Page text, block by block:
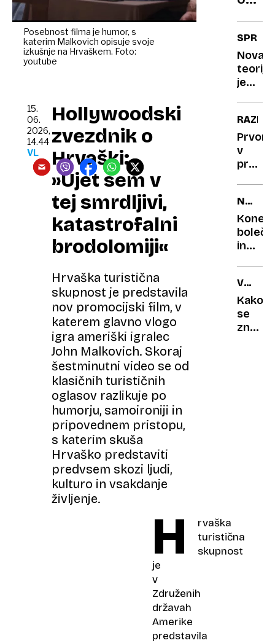
Posebnost filma je humor, s
katerim Malkovich opisuje svoje
izkušnje na Hrvaškem. Foto:
youtube
Hollywoodski
zvezdnik o
Hrvaški:
»Ujet sem v
tej smrdljivi,
katastrofalni
brodolomiji«
Hrvaška turistična
skupnost je predstavila
nov promocijski film, v
katerem glavno vlogo
igra ameriški igralec
John Malkovich. Skoraj
šestminutni video se od
klasičnih turističnih
oglasov razlikuje po
humorju, samoironiji in
pripovednem pristopu,
s katerim skuša
Hrvaško predstaviti
predvsem skozi ljudi,
kulturo in vsakdanje
življenje.
15.
06.
2026,
14.44
VL
H
rvaška
turistična
skupnost
je
v
Združenih
državah
Amerike
predstavila
bo
in
zakaj
so
v
Nova
teorija:
je
glavni
krivec
za
to,
vse
manj?
v
in
NOVA
Konec
in
odkrili
način
za
VRTNI
Kako
se
znebiti